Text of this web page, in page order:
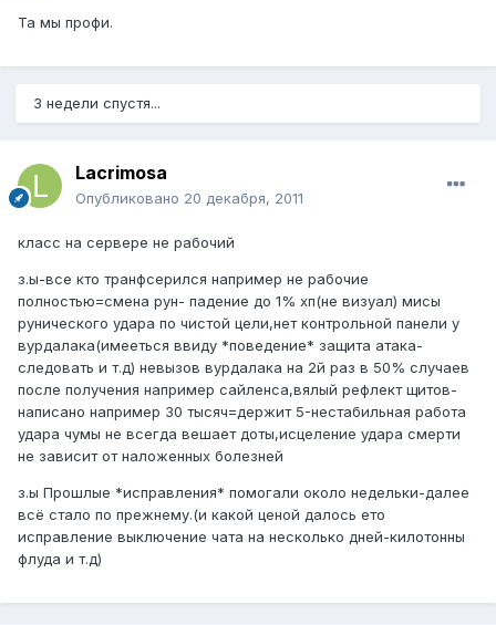
Та мы профи.
3 недели спустя...
Lacrimosa
Опубликовано 20 декабря, 2011
класс на сервере не рабочий
з.ы-все кто транфсерился например не рабочие
полностью=смена рун- падение до 1% хп(не визуал) мисы
рунического удара по чистой цели,нет контрольной панели у
вурдалака(имееться ввиду *поведение* защита атака-
следовать и т.д) невызов вурдалака на 2й раз в 50% случаев
после получения например сайленса,вялый рефлект щитов-
написано например 30 тысяч=держит 5-нестабильная работа
удара чумы не всегда вешает доты,исцеление удара смерти
не зависит от наложенных болезней
з.ы Прошлые *исправления* помогали около недельки-далее
всё стало по прежнему.(и какой ценой далось ето
исправление выключение чата на несколько дней-килотонны
флуда и т.д)